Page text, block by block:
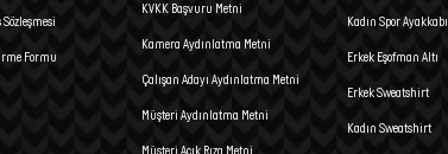
Sözleşmesi
Formu
KVKK Başvuru Metni
Kamera Aydınlatma Metni
Çalışan Adayı Aydınlatma Metni
Müşteri Aydınlatma Metni
Müşteri Açık Rıza Metni
Kadın Spor Ayakkabı
Erkek Eşofman Altı
Erkek Sweatshirt
Kadın Sweatshirt